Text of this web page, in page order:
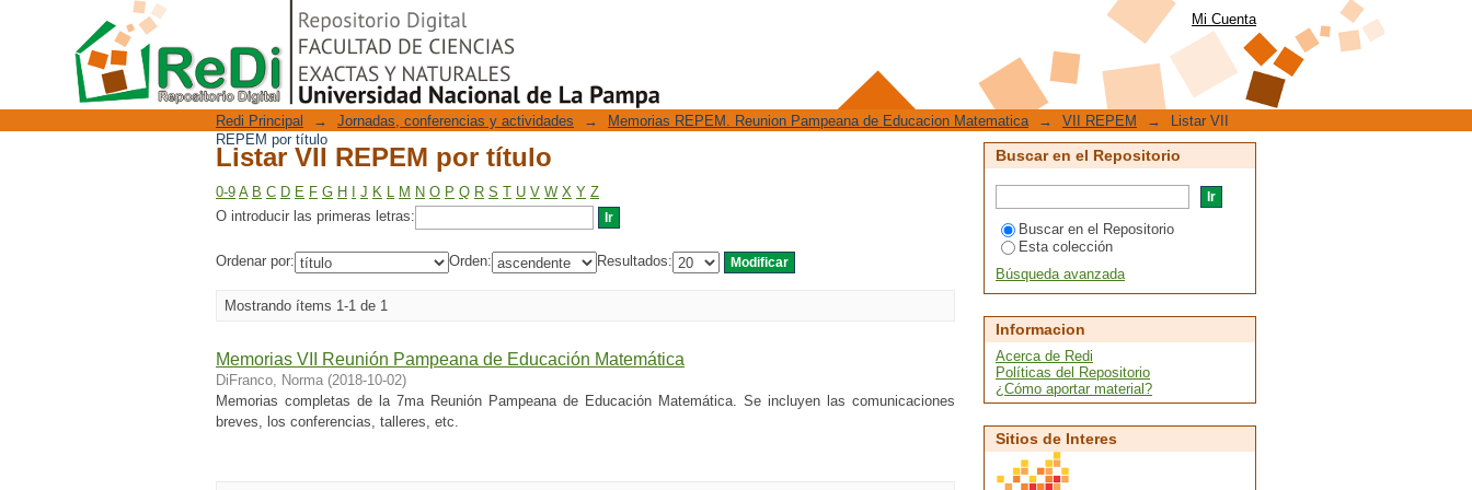
Listar VII REPEM por título
Repositorio Digital Mi Cuenta
Redi Principal → Jornadas, conferencias y actividades → Memorias REPEM. Reunion Pampeana de Educacion Matematica → VII REPEM →
Listar VII
REPEM por título
Listar VII REPEM por título
0-9 A B C D E F G H J K L M N O P Q R S T U V W X Y Z
O introducir las primeras letras:
Ordenar por: Orden: Resultados:
Mostrando ítems 1-1 de 1
Memorias VII Reunión Pampeana de Educación Matemática
DiFranco, Norma (2018-10-02)
Memorias completas de la 7ma Reunión Pampeana de Educación Matemática. Se incluyen las comunicaciones
breves, los conferencias, talleres, etc.
Buscar en el Repositorio
Buscar en el Repositorio
Esta colección
Búsqueda avanzada
Informacion
Acerca de Redi
Políticas del Repositorio
¿Cómo aportar material?
Sitios de Interes